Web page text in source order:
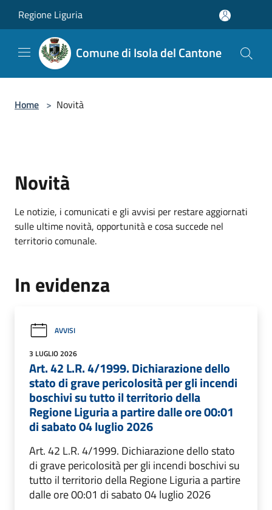
Regione Liguria
Comune di Isola del Cantone
Home > Novità
Novità
Le notizie, i comunicati e gli avvisi per restare aggiornati
sulle ultime novità, opportunità e cosa succede nel
territorio comunale.
In evidenza
AVVISI
3 LUGLIO 2026
Art. 42 L.R. 4/1999. Dichiarazione dello
stato di grave pericolosità per gli incendi
boschivi su tutto il territorio della
Regione Liguria a partire dalle ore 00:01
di sabato 04 luglio 2026
Art. 42 L.R. 4/1999. Dichiarazione dello stato
di grave pericolosità per gli incendi boschivi su
tutto il territorio della Regione Liguria a partire
dalle ore 00:01 di sabato 04 luglio 2026